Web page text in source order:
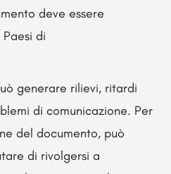
deve essere
di
generare rilievi, ritardi
di comunicazione. Per
del documento, può
di rivolgersi a